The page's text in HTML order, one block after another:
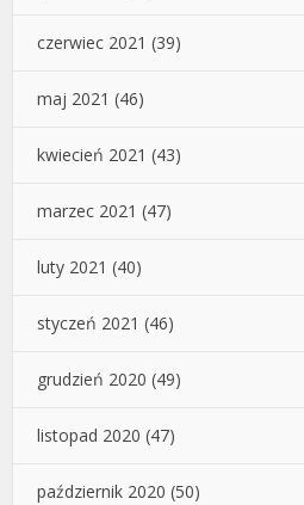
czerwiec 2021 (39)
maj 2021 (46)
kwiecień 2021 (43)
marzec 2021 (47)
luty 2021 (40)
styczeń 2021 (46)
grudzień 2020 (49)
listopad 2020 (47)
październik 2020 (50)